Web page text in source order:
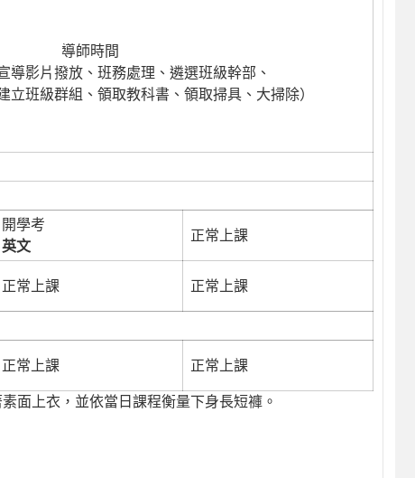
導師時間
導影片撥放、班務處理、遴選班級幹部、
立班級群組、領取教科書、領取掃具、大掃除）
開學考
英文
正常上課
正常上課 正常上課
正常上課 正常上課
面上衣，並依當日課程衡量下身長短褲。